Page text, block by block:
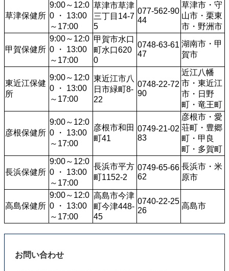
草津保健所
9:00～12:0
0 ・ 13:00
～17:00
草津市草津
三丁目14-7
5
077-562-90
44
草津市・守
山市・栗東
市・野洲市
甲賀保健所
9:00～12:0
0 ・ 13:00
～17:00
甲賀市水口
町水口620
0
0748-63-61
47
湖南市・甲
賀市
東近江保健
所
9:00～12:0
0 ・ 13:00
～17:00
東近江市八
日市緑町8-
22
0748-22-72
90
近江八幡
市・東近江
市・日野
町・竜王町
彦根保健所
9:00～12:0
0 ・ 13:00
～17:00
彦根市和田
町41
0749-21-02
83
彦根市・愛
荘町・豊郷
町・甲良
町・多賀町
長浜保健所
9:00～12:0
0 ・ 13:00
～17:00
長浜市平方
町1152-2
0749-65-66
62
長浜市・米
原市
高島保健所
9:00～12:0
0 ・ 13:00
～17:00
高島市今津
町今津448-
45
0740-22-25
26
高島市
お問い合わせ